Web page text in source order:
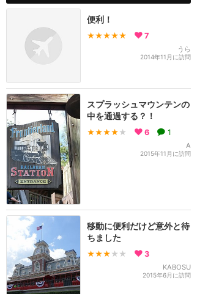
便利！
★★★★★ 7
うら
2014年11月に訪問
スプラッシュマウンテンの
中を通過する？！
★★★★ ★ 6 1
A
2015年11月に訪問
移動に便利だけど意外と待
ちました
★★★ ★★ 3
KABOSU
2015年6月に訪問